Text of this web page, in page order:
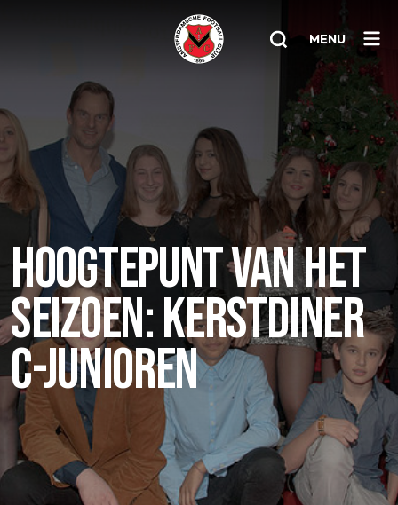
MENU
Home
AFC 1
Teams
Jeugd
Senioren
Clubinfo
Nieuwsoverzicht
Sponsoring
SPORTPARK GOED GENOEG
HOOGTEPUNT VAN HET
SEIZOEN: KERSTDINER
C-JUNIOREN